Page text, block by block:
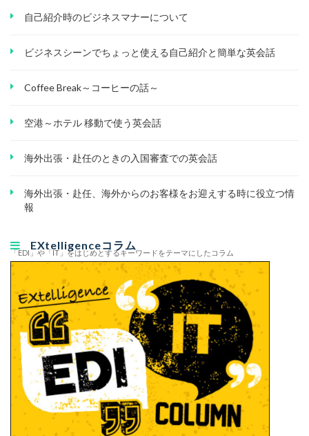
自己紹介時のビジネスマナーについて
ビジネスシーンでちょっと使える自己紹介と簡単な英会話
Coffee Break～コーヒーの話～
空港～ホテル 移動で使う英会話
海外出張・赴任のときの入国審査での英会話
海外出張・赴任、海外からのお客様をお迎えする時に役立つ情
報
EXtelligenceコラム
「EDI」や「IT」をはじめとするキーワードをテーマにしたコラム